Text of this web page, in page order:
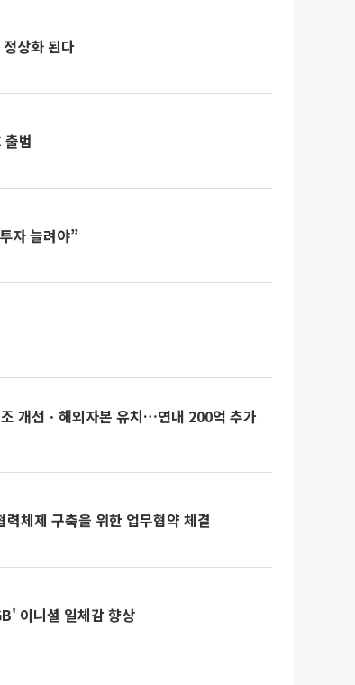
상화 된다
범
자 늘려야”
개선ㆍ해외자본 유치…연내 200억 추가
체제 구축을 위한 업무협약 체결
이니셜 일체감 향상